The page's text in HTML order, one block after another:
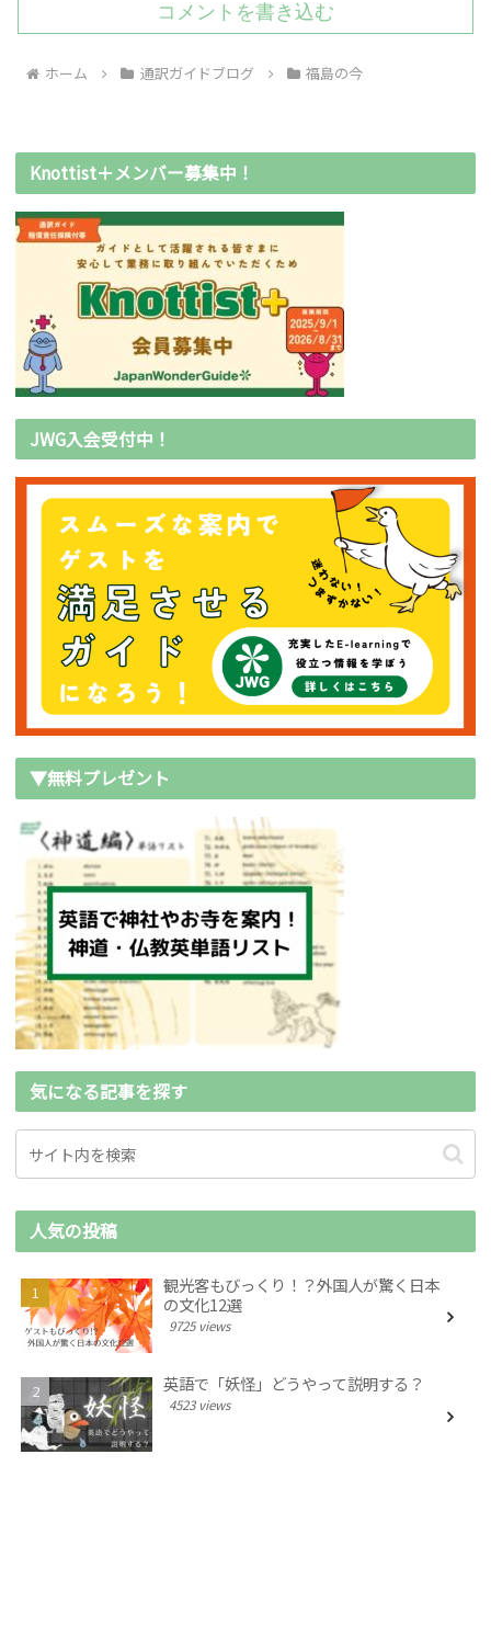
コメントを書き込む
ホーム 通訳ガイドブログ 福島の今
Knottist＋メンバー募集中！
JWG入会受付中！
▼無料プレゼント
気になる記事を探す
人気の投稿
観光客もびっくり！？外国人が驚く日本
の文化12選
9725 views
英語で「妖怪」どうやって説明する？
4523 views